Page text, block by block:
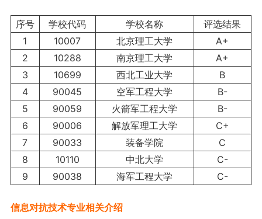
序号 学校代码 学校名称
评选结果
1
10007 北京理工大学
A+
2
10288 南京理工大学
A+
3
10699 西北工业大学
B
4
90045 空军工程大学
B-
5
90059 火箭军工程大学
B-
6
90006 解放军理工大学
C+
7
90033 装备学院
C
8
10110 中北大学
C-
9
90038 海军工程大学 C-
信息对抗技术专业相关介绍